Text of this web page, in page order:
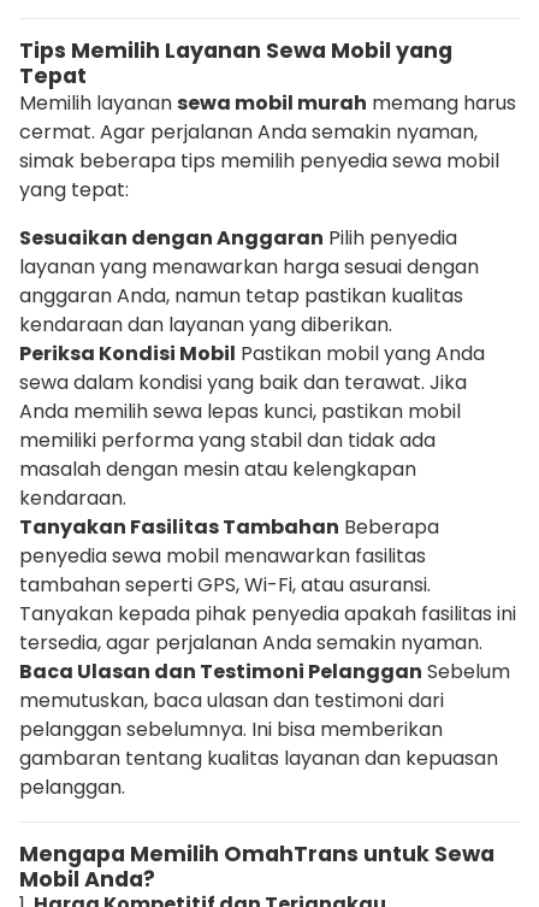
Tips Memilih Layanan Sewa Mobil yang
Tepat
Memilih layanansewa mobil murah memang harus
cermat. Agar perjalanan Anda semakin nyaman,
simak beberapa tips memilih penyedia sewa mobil
yang tepat:
Sesuaikan dengan Anggaran Pilih penyedia
layanan yang menawarkan harga sesuai dengan
anggaran Anda, namun tetap pastikan kualitas
kendaraan dan layanan yang diberikan.
Periksa Kondisi Mobil Pastikan mobil yang Anda
sewa dalam kondisi yang baik dan terawat. Jika
Anda memilih sewa lepas kunci, pastikan mobil
memiliki performa yang stabil dan tidak ada
masalah dengan mesin atau kelengkapan
kendaraan.
Tanyakan Fasilitas Tambahan Beberapa
penyedia sewa mobil menawarkan fasilitas
tambahan seperti GPS, Wi-Fi, atau asuransi.
Tanyakan kepada pihak penyedia apakah fasilitas ini
tersedia, agar perjalanan Anda semakin nyaman.
Baca Ulasan dan Testimoni Pelanggan Sebelum
memutuskan, baca ulasan dan testimoni dari
pelanggan sebelumnya. Ini bisa memberikan
gambaran tentang kualitas layanan dan kepuasan
pelanggan.
Mengapa Memilih OmahTrans untuk Sewa
Mobil Anda?